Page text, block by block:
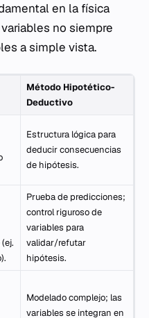
en la física
no siempre
a simple vista.
Método Hipotético-
Deductivo
Estructura lógica para
deducir consecuencias
de hipótesis.
Prueba de predicciones;
control riguroso de
variables para
validar/refutar
hipótesis.
Modelado complejo; las
variables se integran en